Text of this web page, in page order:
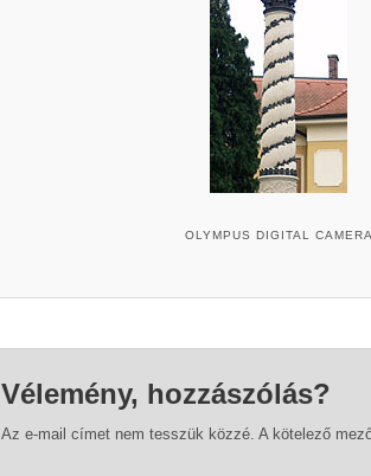
OLYMPUS DIGITAL
Vélemény, hozzászólás?
Az e-mail címet nem tesszük közzé. A kötelező